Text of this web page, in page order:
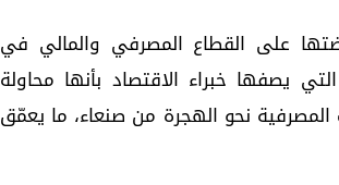
على القطاع المصرفي والمالي في
يصفها خبراء الاقتصاد بأنها محاولة
نحو الهجرة من صنعاء، ما يعمّق